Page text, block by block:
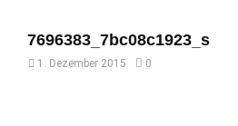
7696383_7bc08c1923_s
1. Dezember 2015 0